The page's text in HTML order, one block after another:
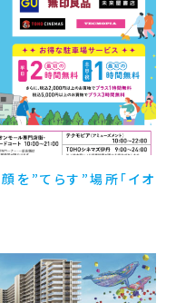
を”てらす”場所「イオ